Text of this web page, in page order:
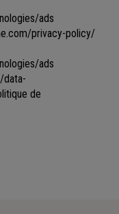
ads
privacy-policy/
ads
data-
de